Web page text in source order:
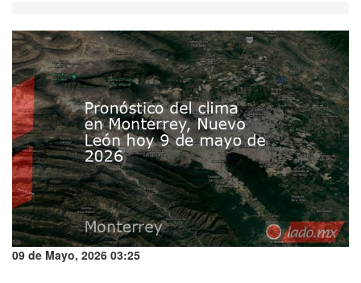
09 de Mayo, 2026 03:25